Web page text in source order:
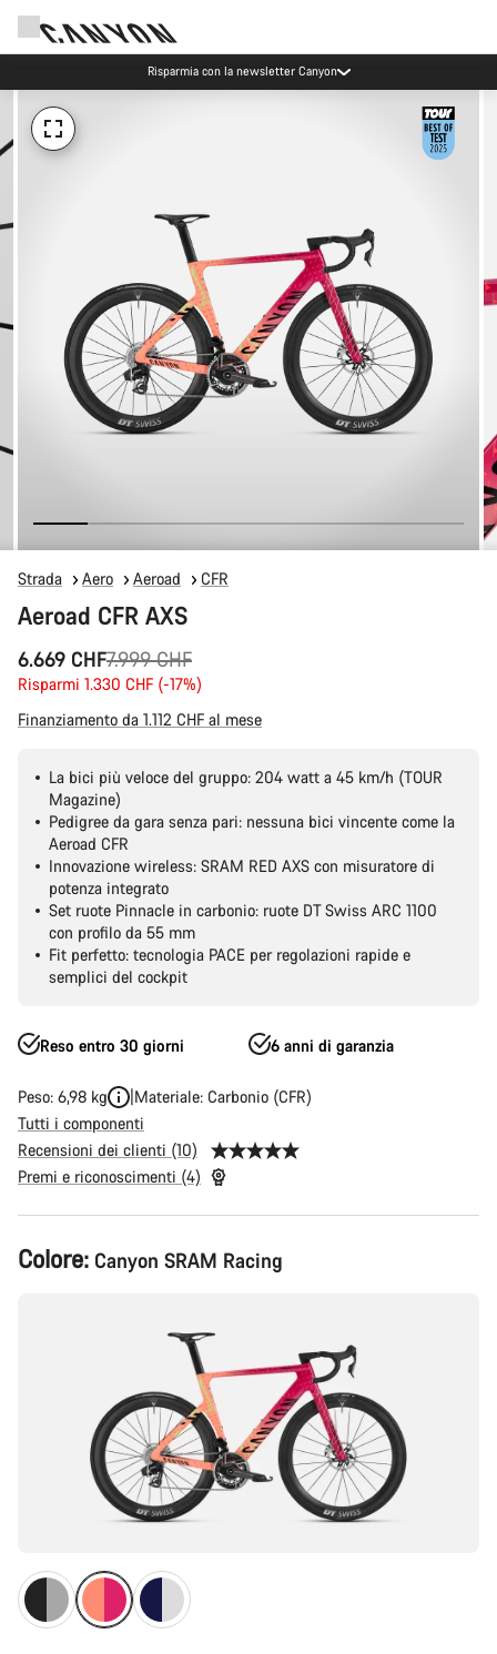
Risparmia con la newsletter Canyon
Strada Aero Aeroad CFR
Aeroad CFR AXS
6.669 CHF
Prezzo
originale
7.999 CHF
Risparmi 1.330 CHF (-17%)
Finanziamento da 1.112 CHF al mese
La bici più veloce del gruppo: 204 watt a 45 km/h (TOUR
Magazine)
Pedigree da gara senza pari: nessuna bici vincente come la
Aeroad CFR
Innovazione wireless: SRAM RED AXS con misuratore di
potenza integrato
Set ruote Pinnacle in carbonio: ruote DT Swiss ARC 1100
con profilo da 55 mm
Fit perfetto: tecnologia PACE per regolazioni rapide e
semplici del cockpit
Reso entro 30 giorni 6 anni di garanzia
Peso: 6,98 kg
Materiale: Carbonio (CFR)
Tutti i componenti
Recensioni dei clienti (10)
Premi e riconoscimenti (4)
Configurazione
del
Colore: Canyon SRAM Racing